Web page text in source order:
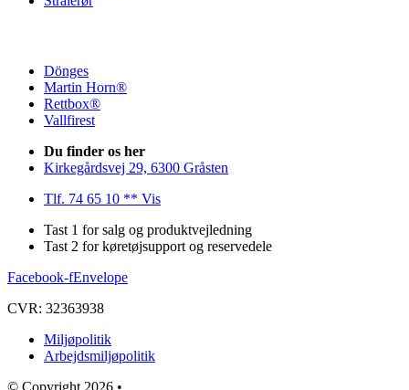
Dönges
Martin Horn®
Rettbox®
Vallfirest
Du finder os her
Kirkegårdsvej 29, 6300 Gråsten
Tlf. 74 65 10 ** Vis
Tast 1 for salg og produktvejledning
Tast 2 for køretøjsupport og reservedele
Facebook-fEnvelope
CVR: 32363938
Miljøpolitik
Arbejdsmiljøpolitik